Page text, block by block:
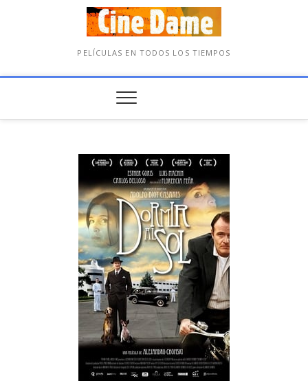
PELÍCULAS EN TODOS LOS TIEMPOS